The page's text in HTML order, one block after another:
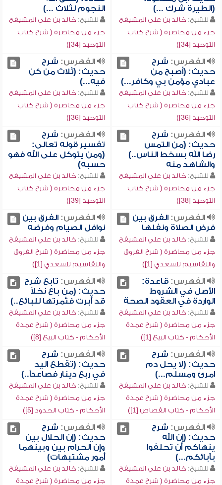
(الطيرة شرك ...)
للشيخ: خالد بن علي المشيقح
جزء من محاضرة ( شرح كتاب
التوحيد [34])
النجوم لثلاث ...)
للشيخ: خالد بن علي المشيقح
جزء من محاضرة ( شرح كتاب
التوحيد [34])
الفهرس: شرح
حديث: (أصبح من
عبادي مؤمن بي وكافر...)
للشيخ: خالد بن علي المشيقح
جزء من محاضرة ( شرح كتاب
التوحيد [36])
الفهرس: شرح
حديث: (ثلاث من كن
فيه...)
للشيخ: خالد بن علي المشيقح
جزء من محاضرة ( شرح كتاب
التوحيد [36])
الفهرس: شرح
حديث: (من التمس
رضا الله بسخط الناس..)
والشاهد منه
للشيخ: خالد بن علي المشيقح
جزء من محاضرة ( شرح كتاب
التوحيد [38])
الفهرس: شرح
تفسير قوله تعالى:
(ومن يتوكل على الله فهو
حسبه)
للشيخ: خالد بن علي المشيقح
جزء من محاضرة ( شرح كتاب
التوحيد [39])
الفهرس:الفرق بين
فرض الصلاة ونفلها
للشيخ: خالد بن علي المشيقح
جزء من محاضرة ( شرح الفروق
والتقاسيم للسعدي [1])
الفهرس:الفرق بين
نوافل الصيام وفرضه
للشيخ: خالد بن علي المشيقح
جزء من محاضرة ( شرح الفروق
والتقاسيم للسعدي [1])
الفهرس:قاعدة:
الأصل في الشروط
الواردة في العقود الصحة
للشيخ: خالد بن علي المشيقح
جزء من محاضرة ( شرح عمدة
الأحكام - كتاب البيع [1])
الفهرس: تابع شرح
حديث: (من باع نخلاً
قد أبرت فثمرتها للبائع..)
للشيخ: خالد بن علي المشيقح
جزء من محاضرة ( شرح عمدة
الأحكام - كتاب البيع [8])
الفهرس: شرح
حديث: (لا يحل دم
امرئ ومسلم...)
للشيخ: خالد بن علي المشيقح
جزء من محاضرة ( شرح عمدة
الأحكام - كتاب القصاص [1])
الفهرس: شرح
حديث: (تقطع اليد
في ربع دينار فصاعداً..)
للشيخ: خالد بن علي المشيقح
جزء من محاضرة ( شرح عمدة
الأحكام - كتاب الحدود [5])
الفهرس: شرح
حديث: (إن الله
ينهاكم أن تحلفوا
بآبائكم...)
للشيخ: خالد بن علي المشيقح
جزء من محاضرة ( شرح عمدة
الفهرس: شرح
حديث: (إن الحلال بين
وإن الحرام بين وبينهما
أمور مشتبهات)
للشيخ: خالد بن علي المشيقح
جزء من محاضرة ( شرح عمدة